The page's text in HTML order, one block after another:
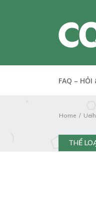
FAQ – HỎI
Home Ueih
THỂ